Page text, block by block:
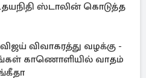
ஸ்டாலின் கொடுத்த
விவாகரத்து வழக்கு -
காணொளியில் வாதம்